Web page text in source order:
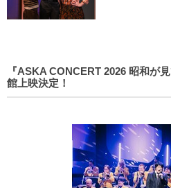
『ASKA CONCERT 2026 昭和が
館上映決定！